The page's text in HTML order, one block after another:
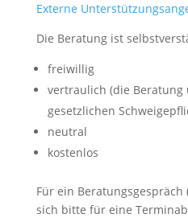
Externe
Die Beratung ist
freiwillig
vertraulich (die
gesetzlichen
neutral
kostenlos
Für ein Beratungsgespräch
sich bitte für eine